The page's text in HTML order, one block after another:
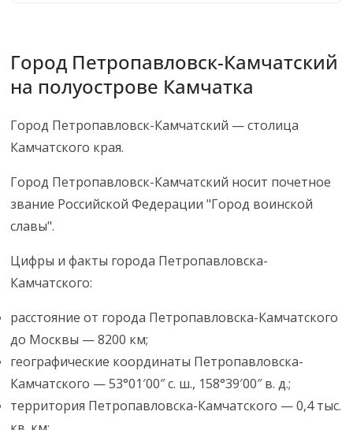
Город Петропавловск-Камчатский
на полуострове Камчатка
Город Петропавловск-Камчатский — столица
Камчатского края.
Город Петропавловск-Камчатский носит почетное
звание Российской Федерации "Город воинской
славы".
Цифры и факты города Петропавловска-
Камчатского:
расстояние от города Петропавловска-Камчатского
до Москвы — 8200 км;
географические координаты Петропавловска-
Камчатского — 53°01′00″ с. ш., 158°39′00″ в. д.;
территория Петропавловска-Камчатского — 0,4 тыс.